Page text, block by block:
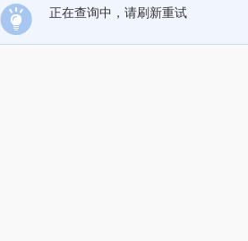
正在查询中，请刷新重试